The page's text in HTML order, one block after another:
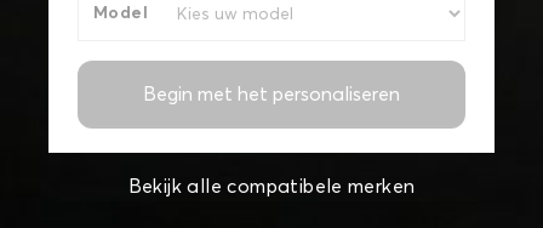
Model
Begin met het personaliseren
Bekijk alle compatibele merken